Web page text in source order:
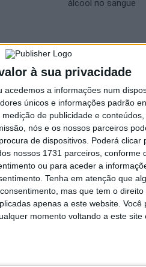
à sua privacidade
acedemos a informações num
únicos e informações padrão
de publicidade e
nós e os nossos parceiros
de dispositivos. Poderá clicar
nossos 1731 parceiros, conforme
ou para aceder a
Tenha em atenção que
mas que tem o
apenas a este website. Você
momento voltando a este site
álcool no sangue
abre